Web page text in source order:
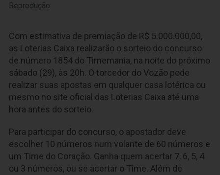
Reprodução
Com estimativa de premiação de R$ 5.000.000,00,
as Loterias Caixa realizarão o sorteio do concurso
de número 1854 do Timemania, na noite do próximo
sábado (29), às 20h. O torcedor do Vozão pode
realizar suas apostas em qualquer casa lotérica ou
mesmo no site oficial das Loterias Caixa até uma
hora antes do sorteio.
Para participar do concurso, o apostador deve
escolher 10 números num volante de 60 números e
um Time do Coração. Ganha quem acertar 7, 6, 5, 4
ou 3 números, ou se acertar o Time. Além de